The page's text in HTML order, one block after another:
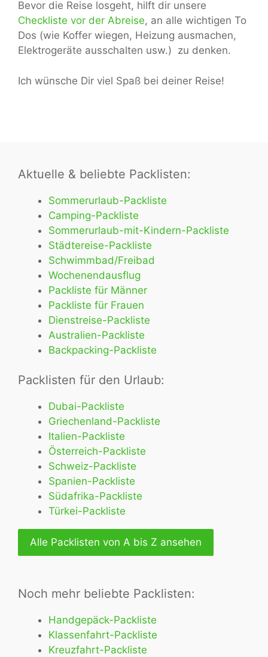
Bevor die Reise losgeht, hilft dir unsere
Checkliste vor der Abreise, an alle wichtigen To
Dos (wie Koffer wiegen, Heizung ausmachen,
Elektrogeräte ausschalten usw.) zu denken.
Ich wünsche Dir viel Spaß bei deiner Reise!
Aktuelle & beliebte Packlisten:
Sommerurlaub-Packliste
Camping-Packliste
Sommerurlaub-mit-Kindern-Packliste
Städtereise-Packliste
Schwimmbad/Freibad
Wochenendausflug
Packliste für Männer
Packliste für Frauen
Dienstreise-Packliste
Australien-Packliste
Backpacking-Packliste
Packlisten für den Urlaub:
Dubai-Packliste
Griechenland-Packliste
Italien-Packliste
Österreich-Packliste
Schweiz-Packliste
Spanien-Packliste
Südafrika-Packliste
Türkei-Packliste
A
Alle Packlisten von A bis Z ansehen
Noch mehr beliebte Packlisten:
Handgepäck-Packliste
Klassenfahrt-Packliste
Kreuzfahrt-Packliste